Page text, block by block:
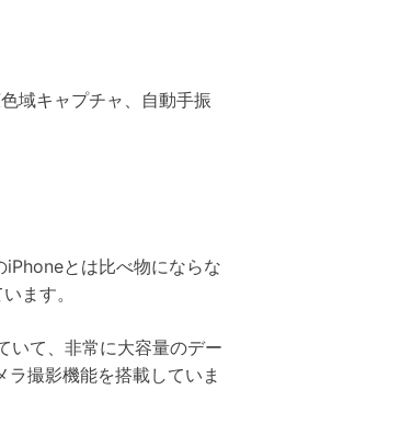
域キャプチャ、自動手振
とは比べ物にならな
ます。
いて、非常に大容量のデー
撮影機能を搭載していま